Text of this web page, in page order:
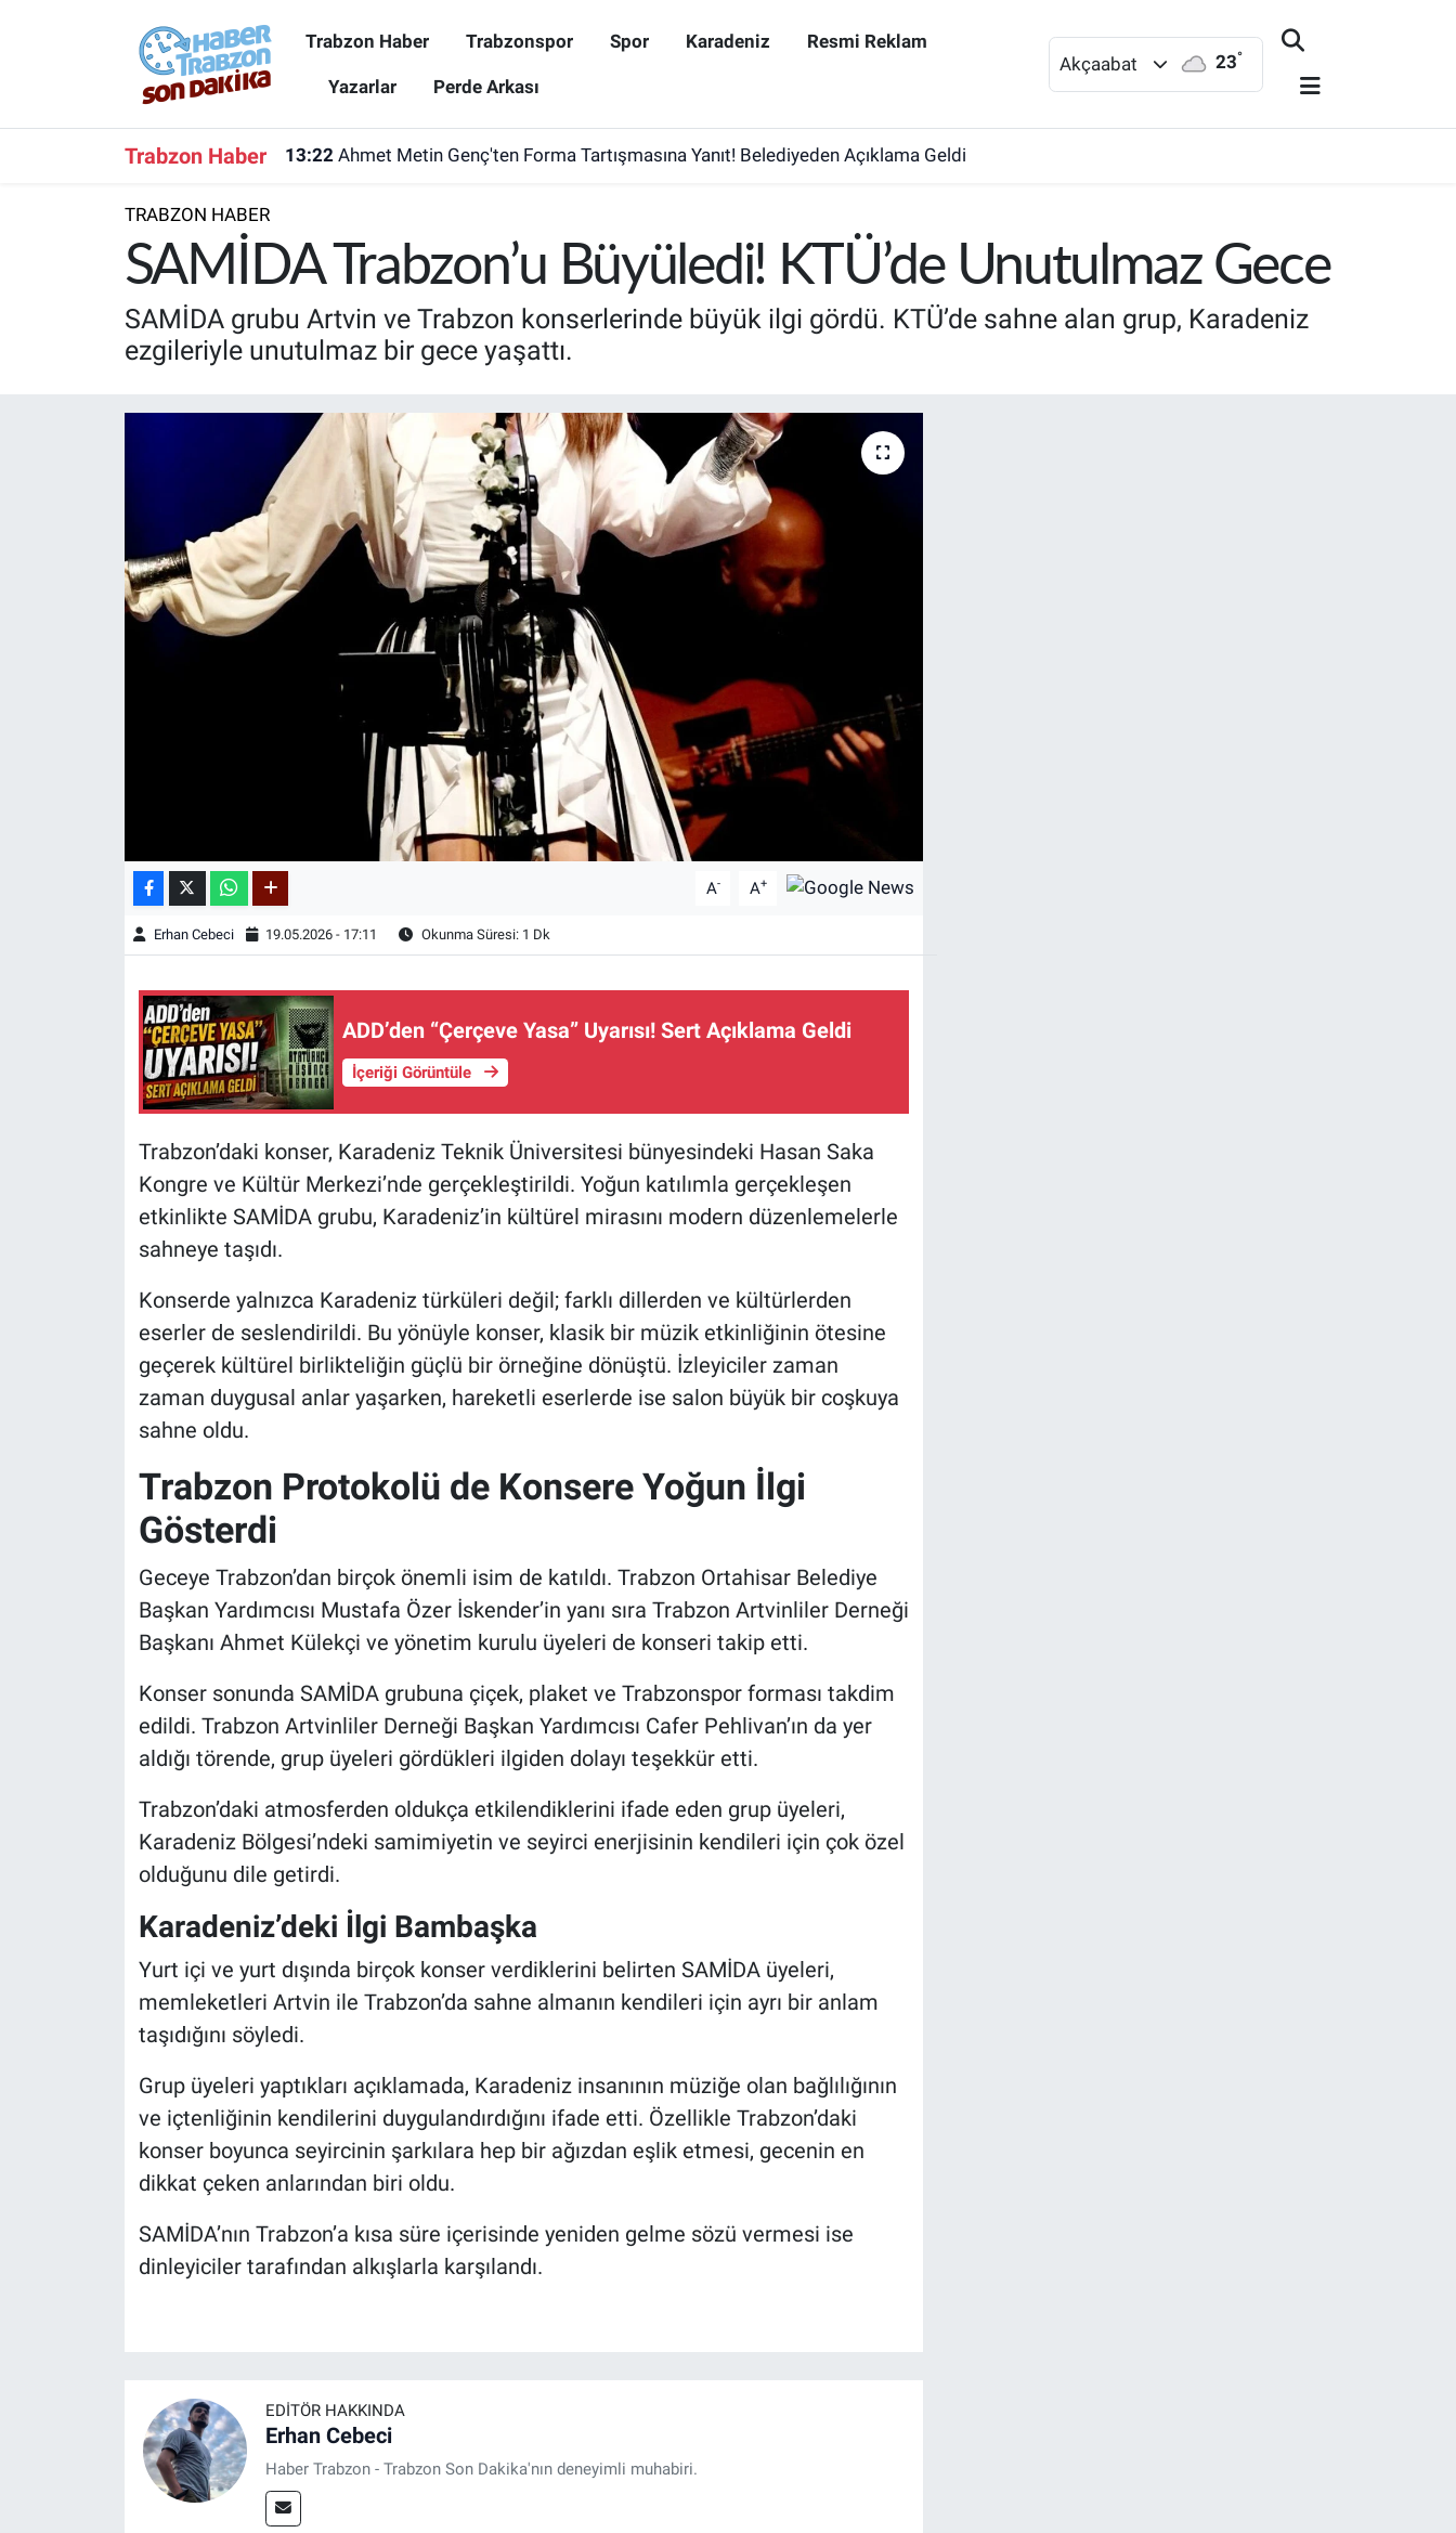
Trabzon Haber Trabzonspor Spor Karadeniz Resmi Reklam
Yazarlar Perde Arkası
Akçaabat 23°
Trabzon Haber 13:22 Ahmet Metin Genç'ten Forma Tartışmasına Yanıt! Belediyeden Açıklama Geldi
TRABZON HABER
SAMİDA Trabzon’u Büyüledi! KTÜ’de Unutulmaz Gece
SAMİDA grubu Artvin ve Trabzon konserlerinde büyük ilgi gördü. KTÜ’de sahne alan grup, Karadeniz
ezgileriyle unutulmaz bir gece yaşattı.
A- A+
Erhan Cebeci 19.05.2026 - 17:11 Okunma Süresi: 1 Dk
ADD’den “Çerçeve Yasa” Uyarısı! Sert Açıklama Geldi
İçeriği Görüntüle
Trabzon’daki konser, Karadeniz Teknik Üniversitesi bünyesindeki Hasan Saka
Kongre ve Kültür Merkezi’nde gerçekleştirildi. Yoğun katılımla gerçekleşen
etkinlikte SAMİDA grubu, Karadeniz’in kültürel mirasını modern düzenlemelerle
sahneye taşıdı.
Konserde yalnızca Karadeniz türküleri değil; farklı dillerden ve kültürlerden
eserler de seslendirildi. Bu yönüyle konser, klasik bir müzik etkinliğinin ötesine
geçerek kültürel birlikteliğin güçlü bir örneğine dönüştü. İzleyiciler zaman
zaman duygusal anlar yaşarken, hareketli eserlerde ise salon büyük bir coşkuya
sahne oldu.
Trabzon Protokolü de Konsere Yoğun İlgi
Gösterdi
Geceye Trabzon’dan birçok önemli isim de katıldı. Trabzon Ortahisar Belediye
Başkan Yardımcısı Mustafa Özer İskender’in yanı sıra Trabzon Artvinliler Derneği
Başkanı Ahmet Külekçi ve yönetim kurulu üyeleri de konseri takip etti.
Konser sonunda SAMİDA grubuna çiçek, plaket ve Trabzonspor forması takdim
edildi. Trabzon Artvinliler Derneği Başkan Yardımcısı Cafer Pehlivan’ın da yer
aldığı törende, grup üyeleri gördükleri ilgiden dolayı teşekkür etti.
Trabzon’daki atmosferden oldukça etkilendiklerini ifade eden grup üyeleri,
Karadeniz Bölgesi’ndeki samimiyetin ve seyirci enerjisinin kendileri için çok özel
olduğunu dile getirdi.
Karadeniz’deki İlgi Bambaşka
Yurt içi ve yurt dışında birçok konser verdiklerini belirten SAMİDA üyeleri,
memleketleri Artvin ile Trabzon’da sahne almanın kendileri için ayrı bir anlam
taşıdığını söyledi.
Grup üyeleri yaptıkları açıklamada, Karadeniz insanının müziğe olan bağlılığının
ve içtenliğinin kendilerini duygulandırdığını ifade etti. Özellikle Trabzon’daki
konser boyunca seyircinin şarkılara hep bir ağızdan eşlik etmesi, gecenin en
dikkat çeken anlarından biri oldu.
SAMİDA’nın Trabzon’a kısa süre içerisinde yeniden gelme sözü vermesi ise
dinleyiciler tarafından alkışlarla karşılandı.
EDITÖR HAKKINDA
Erhan Cebeci
Haber Trabzon - Trabzon Son Dakika'nın deneyimli muhabiri.
Trabzon Haber
Karadeniz
Resmi Reklam
Yazarlar
Perde Arkası
Trabzon Nöbetçi Eczaneler
Trabzon Trafik Yoğunluk Haritası
Süper Lig Puan Durumu ve Fikstür
Tüm Manşetler
Son Dakika Haberleri